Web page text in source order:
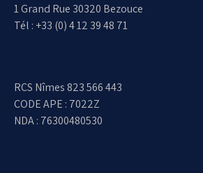
1 Grand Rue 30320 Bezouce
Tél : +33 (0) 4 12 39 48 71
RCS Nîmes 823 566 443
CODE APE : 7022Z
NDA : 76300480530